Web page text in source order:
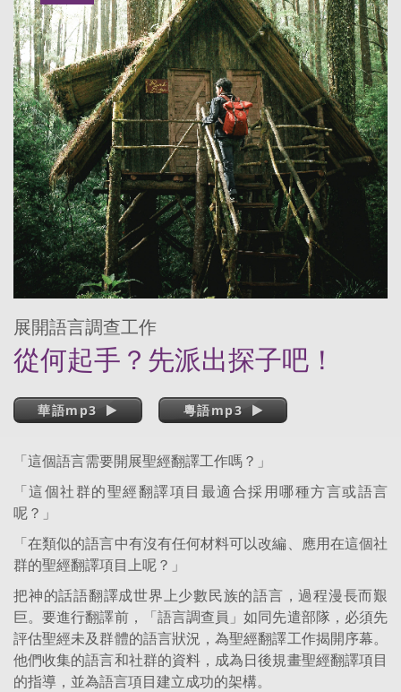
展開語言調查工作
從何起手？先派出探子吧！
華語mp3 粵語mp3
「這個語言需要開展聖經翻譯工作嗎？」
「這個社群的聖經翻譯項目最適合採用哪種方言或語言
呢？」
「在類似的語言中有沒有任何材料可以改編、應用在這個社
群的聖經翻譯項目上呢？」
把神的話語翻譯成世界上少數民族的語言，過程漫長而艱
巨。要進行翻譯前，「語言調查員」如同先遣部隊，必須先
評估聖經未及群體的語言狀況，為聖經翻譯工作揭開序幕。
他們收集的語言和社群的資料，成為日後規畫聖經翻譯項目
的指導，並為語言項目建立成功的架構。